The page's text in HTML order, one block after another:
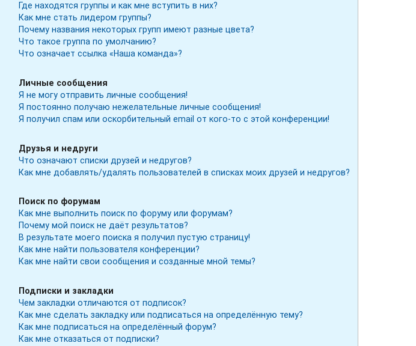
Где находятся группы и как мне вступить в них?
Как мне стать лидером группы?
Почему названия некоторых групп имеют разные цвета?
Что такое группа по умолчанию?
Что означает ссылка «Наша команда»?
Личные сообщения
Я не могу отправить личные сообщения!
Я постоянно получаю нежелательные личные сообщения!
Я получил спам или оскорбительный email от кого-то с этой конференции!
Друзья и недруги
Что означают списки друзей и недругов?
Как мне добавлять/удалять пользователей в списках моих друзей и недругов?
Поиск по форумам
Как мне выполнить поиск по форуму или форумам?
Почему мой поиск не даёт результатов?
В результате моего поиска я получил пустую страницу!
Как мне найти пользователя конференции?
Как мне найти свои сообщения и созданные мной темы?
Подписки и закладки
Чем закладки отличаются от подписок?
Как мне сделать закладку или подписаться на определённую тему?
Как мне подписаться на определённый форум?
Как мне отказаться от подписки?